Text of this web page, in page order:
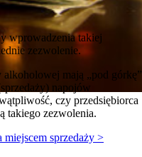
wprowadzenia takiej
zezwolenie.
mają „pod górkę”
napojów
czy przedsiębiorca
takiego zezwolenia.
sprzedaży >